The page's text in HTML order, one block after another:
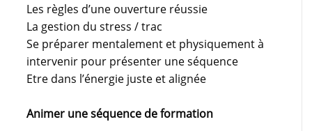
Les règles d’une ouverture réussie
La gestion du stress / trac
Se préparer mentalement et physiquement à
intervenir pour présenter une séquence
Etre dans l’énergie juste et alignée
Animer une séquence de formation